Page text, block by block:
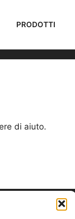
PRODOTTI
di aiuto.